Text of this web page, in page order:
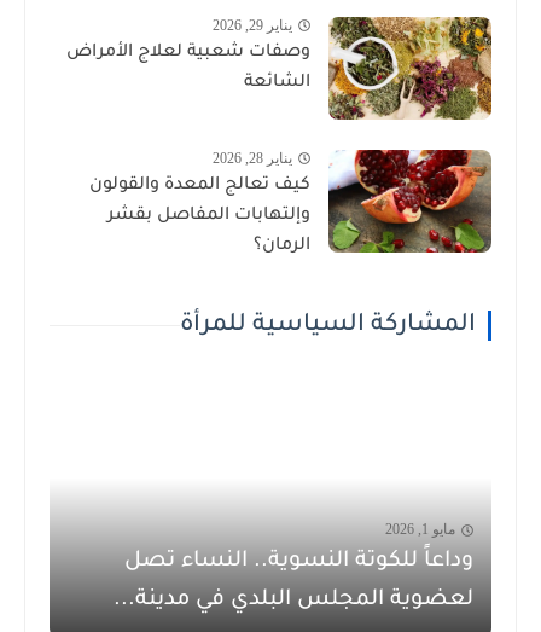
يناير 29, 2026
وصفات شعبية لعلاج الأمراض
الشائعة
يناير 28, 2026
كيف تعالج المعدة والقولون
وإلتهابات المفاصل بقشر
الرمان؟
المشاركة السياسية للمرأة
مايو 1, 2026
وداعاً للكوتة النسوية.. النساء تصل
لعضوية المجلس البلدي في مدينة...